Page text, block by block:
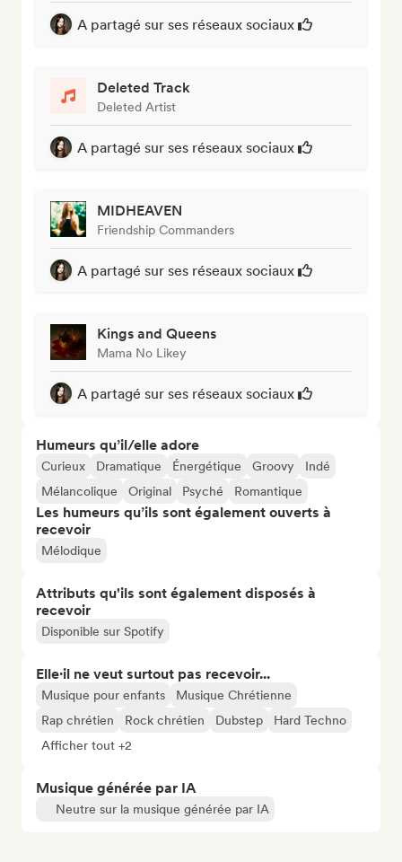
A partagé sur ses réseaux sociaux
Deleted Track
Deleted Artist
A partagé sur ses réseaux sociaux
MIDHEAVEN
Friendship Commanders
A partagé sur ses réseaux sociaux
Kings and Queens
Mama No Likey
A partagé sur ses réseaux sociaux
Humeurs qu’il/elle adore
Curieux Dramatique Énergétique Groovy
Indé
Mélancolique
Original Psyché Romantique
Les humeurs qu’ils sont également ouverts à
recevoir
Mélodique
Attributs qu'ils sont également disposés à
recevoir
Disponible sur Spotify
Elle·il ne veut surtout pas recevoir...
Musique pour enfants
Musique Chrétienne
Rap chrétien
Rock chrétien Dubstep
Hard Techno
Afficher tout +2
Musique générée par IA
Neutre sur la musique générée par IA